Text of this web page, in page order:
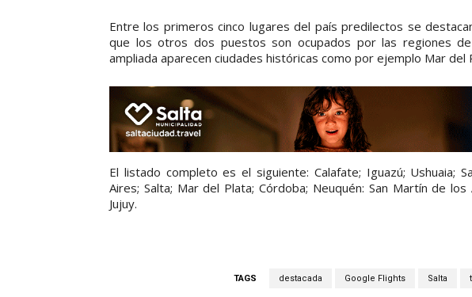
Entre los primeros cinco lugares del país predilectos se
que los otros dos puestos son ocupados por las regiones
ampliada aparecen ciudades históricas como por ejemplo Mar del
El listado completo es el siguiente: Calafate; Iguazú; Ushuaia;
Aires; Salta; Mar del Plata; Córdoba; Neuquén: San Martín de
Jujuy.
TAGS destacada Google Flights Salta